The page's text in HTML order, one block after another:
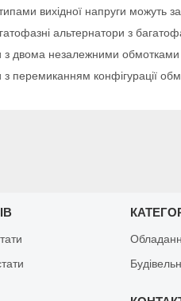
вихідної напруги можуть
альтернатори з
з двома незалежними обмотками
з перемиканням конфігурації